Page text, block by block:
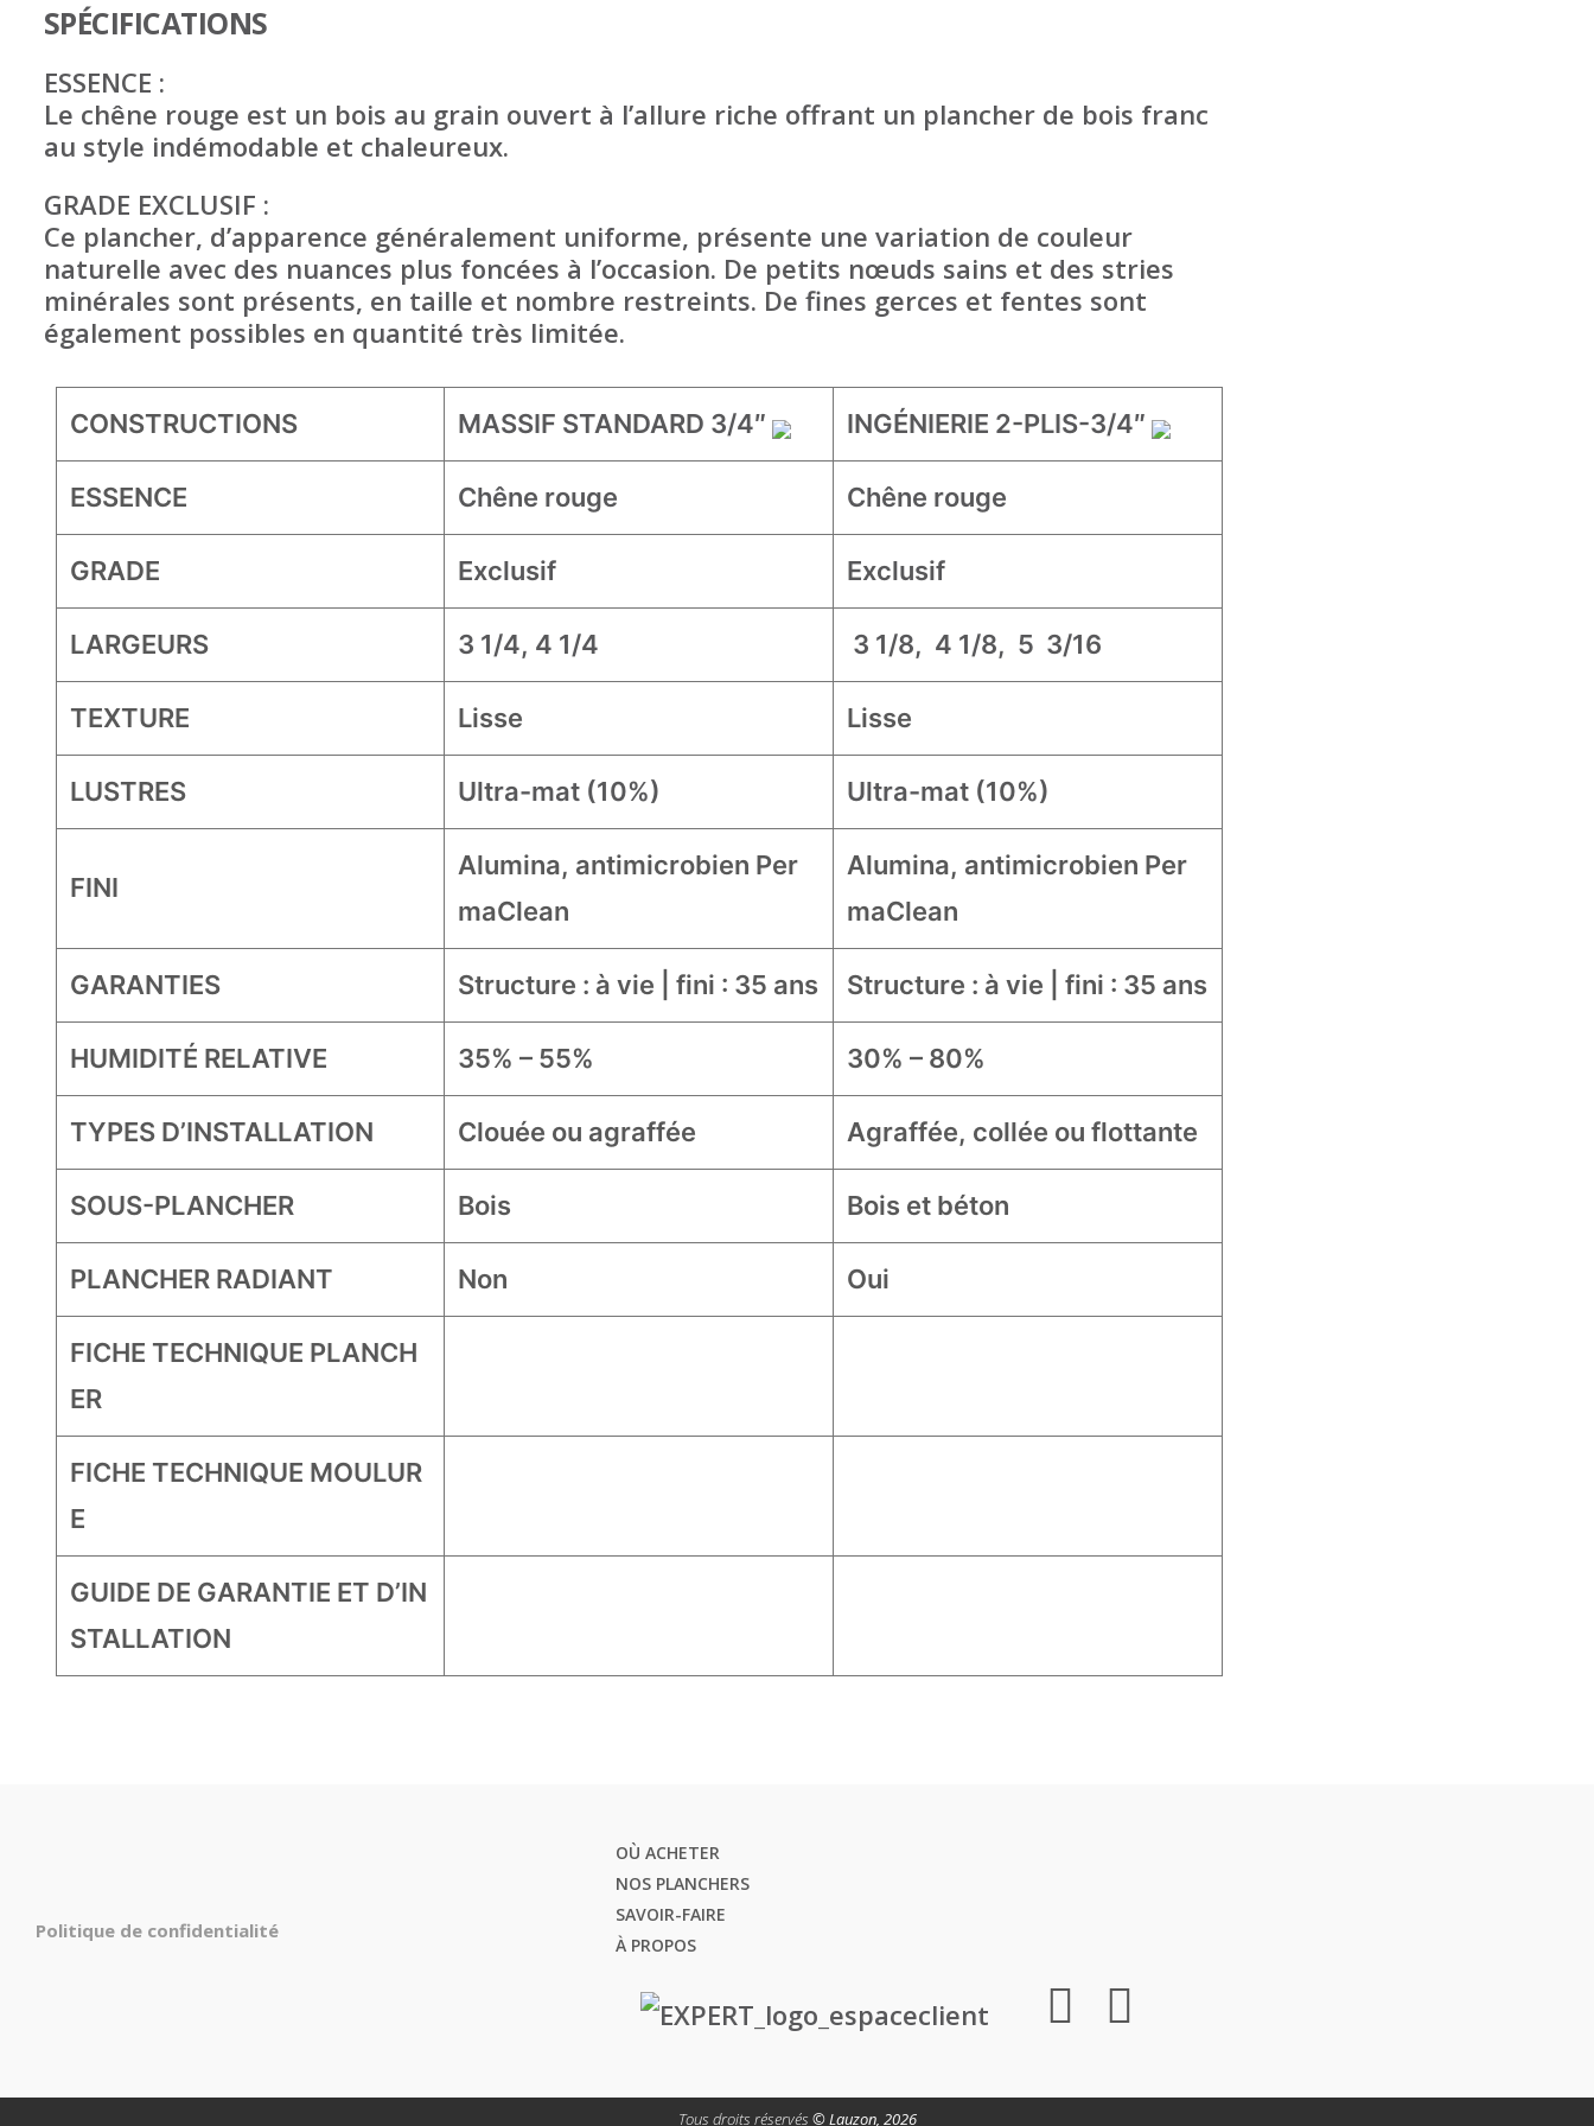
SPÉCIFICATIONS
ESSENCE :
Le chêne rouge est un bois au grain ouvert à l’allure riche offrant un plancher de bois franc
au style indémodable et chaleureux.
GRADE EXCLUSIF :
Ce plancher, d’apparence généralement uniforme, présente une variation de couleur
naturelle avec des nuances plus foncées à l’occasion. De petits nœuds sains et des stries
minérales sont présents, en taille et nombre restreints. De fines gerces et fentes sont
également possibles en quantité très limitée.
CONSTRUCTIONS MASSIF STANDARD 3/4″ INGÉNIERIE 2-PLIS-3/4″
ESSENCE Chêne rouge Chêne rouge
GRADE Exclusif Exclusif
LARGEURS 3 1/4, 4 1/4 3 1/8, 4 1/8, 5 3/16
TEXTURE Lisse Lisse
LUSTRES Ultra-mat (10%) Ultra-mat (10%)
FINI
Alumina, antimicrobien Per
maClean
Alumina, antimicrobien Per
maClean
GARANTIES Structure : à vie | fini : 35 ans Structure : à vie | fini : 35 ans
HUMIDITÉ RELATIVE 35% – 55% 30% – 80%
TYPES D’INSTALLATION Clouée ou agraffée Agraffée, collée ou flottante
SOUS-PLANCHER Bois Bois et béton
PLANCHER RADIANT Non Oui
FICHE TECHNIQUE PLANCH
ER
FICHE TECHNIQUE MOULUR
E
GUIDE DE GARANTIE ET D’IN
STALLATION
Politique de confidentialité
OÙ ACHETER
NOS PLANCHERS
SAVOIR-FAIRE
À PROPOS
Tous droits réservés © Lauzon, 2026